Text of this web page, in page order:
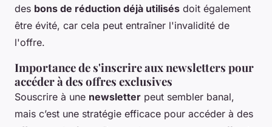
des bons de réduction déjà utilisés doit également
être évité, car cela peut entraîner l'invalidité de
l'offre.
Importance de s'inscrire aux newsletters pour
accéder à des offres exclusives
Souscrire à une newsletter peut sembler banal,
mais c’est une stratégie efficace pour accéder à des